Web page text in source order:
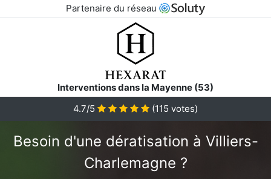
Partenaire du réseau
Interventions dans la Mayenne (53)
4.7/5 (115 votes)
Besoin d'une dératisation à Villiers-
Charlemagne ?